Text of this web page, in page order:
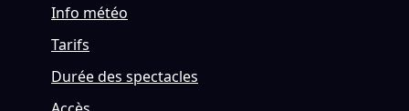
Info météo
Tarifs
Durée des spectacles